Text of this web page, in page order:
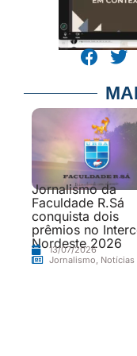
Jornalismo da
Faculdade R.Sá
conquista dois
prêmios no
Nordeste 2026
13/07/2026
Jornalismo, Notícias